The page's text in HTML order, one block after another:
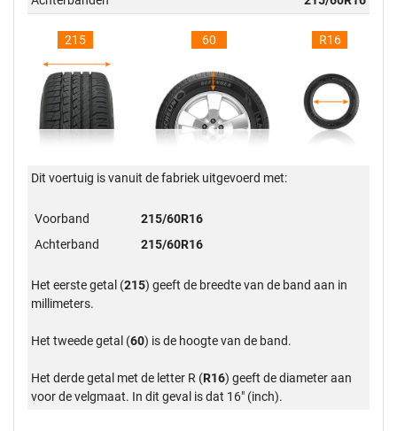
215 60 R16
Dit voertuig is vanuit de fabriek uitgevoerd met:
Voorband
215/60R16
Achterband
215/60R16
Het eerste getal (215) geeft de breedte van de band aan in
millimeters.
Het tweede getal (60) is de hoogte van de band.
Het derde getal met de letter R (R16) geeft de diameter aan
voor de velgmaat. In dit geval is dat 16" (inch).